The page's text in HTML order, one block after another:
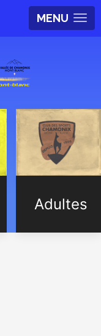
MENU
Adultes